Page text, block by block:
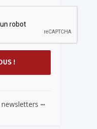
...